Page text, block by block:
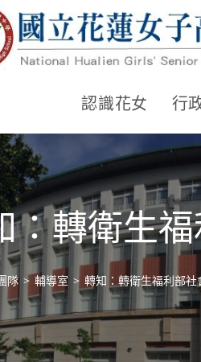
認識花女 行
：轉衛生
隊 > 輔導室 > 轉知：轉衛生福利部社